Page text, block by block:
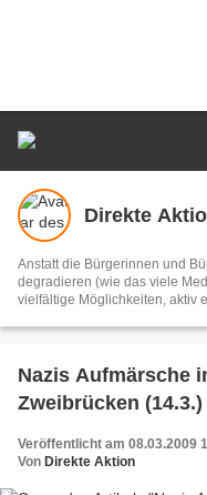
Direkte
Anstatt die Bürgerinnen und
degradieren (wie das viele
vielfältige Möglichkeiten, aktiv
können alle LeserInnen
demokratisch und konstruktiv.
Nazis Aufmärsche
Zweibrücken (14.3.)
Veröffentlicht am 08.03.2009
Von Direkte Aktion